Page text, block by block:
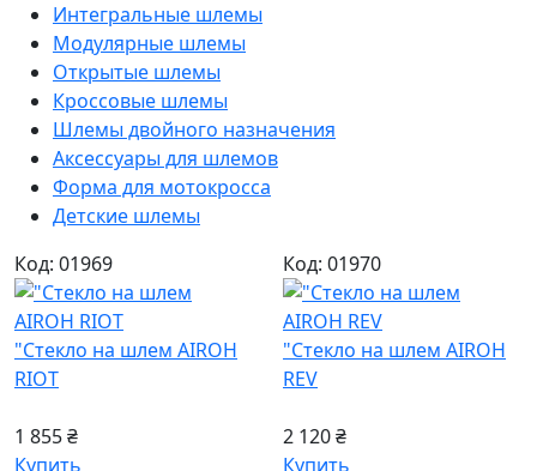
Интегральные шлемы
Модулярные шлемы
Открытые шлемы
Кроссовые шлемы
Шлемы двойного назначения
Аксессуары для шлемов
Форма для мотокросса
Детские шлемы
Код: 01969
"Стекло на шлем AIROH
RIOT
1 855 ₴
Купить
Код: 01970
"Стекло на шлем AIROH
REV
2 120 ₴
Купить